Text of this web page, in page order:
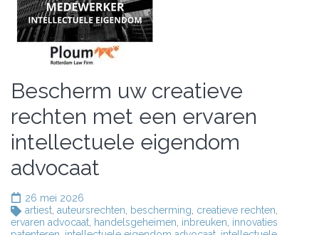
Bescherm uw creatieve
rechten met een ervaren
intellectuele eigendom
advocaat
26 mei 2026
artiest auteursrechten bescherming creatieve rechten
ervaren advocaat handelsgeheimen inbreuken innovaties